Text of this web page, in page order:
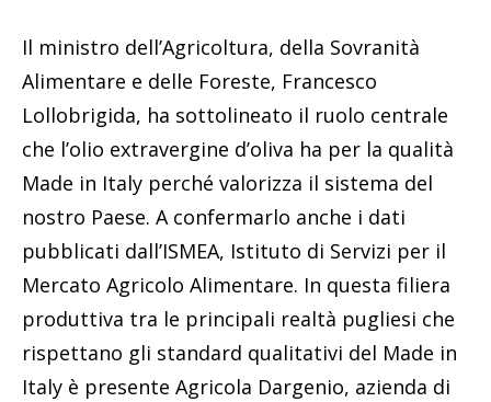
Il ministro dell’Agricoltura, della Sovranità
Alimentare e delle Foreste, Francesco
Lollobrigida, ha sottolineato il ruolo centrale
che l’olio extravergine d’oliva ha per la qualità
Made in Italy perché valorizza il sistema del
nostro Paese. A confermarlo anche i dati
pubblicati dall’ISMEA, Istituto di Servizi per il
Mercato Agricolo Alimentare. In questa filiera
produttiva tra le principali realtà pugliesi che
rispettano gli standard qualitativi del Made in
Italy è presente Agricola Dargenio, azienda di